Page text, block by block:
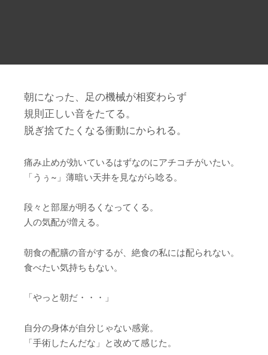
朝になった、足の機械が相変わらず
規則正しい音をたてる。
脱ぎ捨てたくなる衝動にかられる。
痛み止めが効いているはずなのにアチコチがいたい。
「うぅ~」薄暗い天井を見ながら唸る。
段々と部屋が明るくなってくる。
人の気配が増える。
朝食の配膳の音がするが、絶食の私には配られない。
食べたい気持ちもない。
「やっと朝だ・・・」
自分の身体が自分じゃない感覚。
「手術したんだな」と改めて感じた。